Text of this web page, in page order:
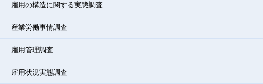
雇用の構造に関する実態調査
産業労働事情調査
雇用管理調査
雇用状況実態調査